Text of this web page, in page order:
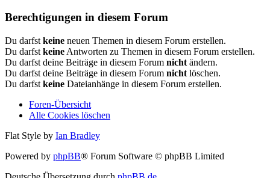
Berechtigungen in diesem Forum
Du darfst keine neuen Themen in diesem Forum erstellen.
Du darfst keine Antworten zu Themen in diesem Forum erstellen.
Du darfst deine Beiträge in diesem Forum nicht ändern.
Du darfst deine Beiträge in diesem Forum nicht löschen.
Du darfst keine Dateianhänge in diesem Forum erstellen.
Foren-Übersicht
Alle Cookies löschen
Flat Style by Ian Bradley
Powered by phpBB® Forum Software © phpBB Limited